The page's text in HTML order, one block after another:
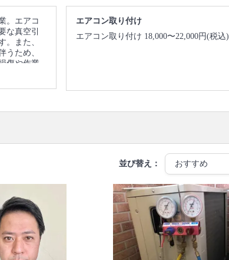
。エアコ
な真空引
。また、
うため、
傷や作業
ば安心で
ブロック)
場合があ
エアコン取り付け
エアコン取り付け 18,000〜22,000円(税込)
並び替え：